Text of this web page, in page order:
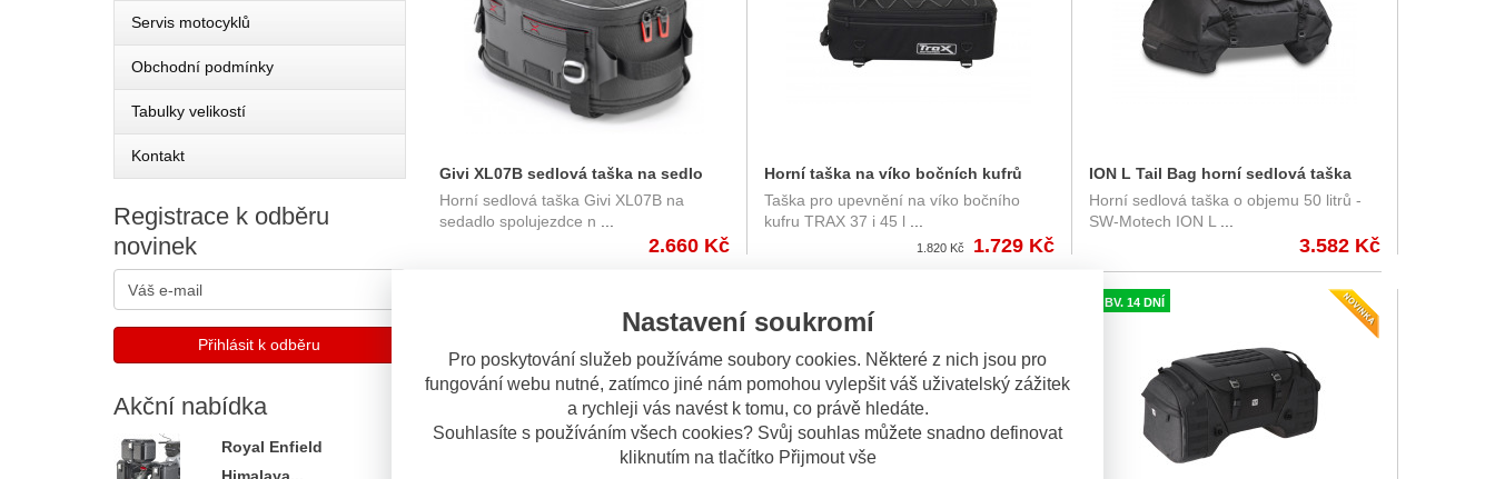
Nastavení soukromí
Pro poskytování služeb používáme soubory cookies. Některé z nich jsou pro
fungování webu nutné, zatímco jiné nám pomohou vylepšit váš uživatelský zážitek
a rychleji vás navést k tomu, co právě hledáte.
Souhlasíte s používáním všech cookies? Svůj souhlas můžete snadno definovat
kliknutím na tlačítko Přijmout vše
Givi XL07B sedlová taška na sedlo
spolujezdce, objem 9-12 l.
Horní sedlová taška Givi XL07B na
sedadlo spolujezdce n
2.660 Kč
Horní taška na víko bočních kufrů
TRAX BCK.ALK.00.165.117
Taška pro upevnění na víko bočního
kufru TRAX 37 i 45 l
1.820 Kč 1.729 Kč
ION L Tail Bag horní sedlová taška
SW-Motech objem 50 litrů
Horní sedlová taška o objemu 50 litrů -
SW-Motech ION L
3.582 Kč
OBV. 14 DNÍ
Servis motocyklů
Obchodní podmínky
Tabulky velikostí
Kontakt
Registrace k odběru
novinek
Akční nabídka
Royal Enfield